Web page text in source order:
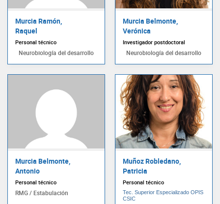
Murcia Ramón,
Raquel
Personal técnico
Neurobiología del desarrollo
Murcia Belmonte,
Verónica
Investigador postdoctoral
Neurobiología del desarrollo
Murcia Belmonte,
Antonio
Personal técnico
RMG / Estabulación
Muñoz Robledano,
Patricia
Personal técnico
Tec. Superior Especializado OPIS
CSIC